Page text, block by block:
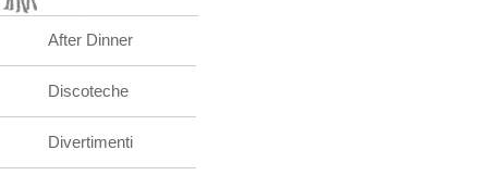
After Dinner
Discoteche
Divertimenti